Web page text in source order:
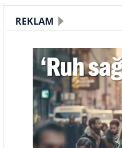
REKLAM